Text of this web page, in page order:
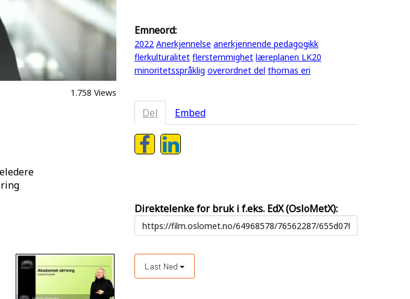
1.758 Views
Emneord:
2022 Anerkjennelse anerkjennende pedagogikk
flerkulturalitet flerstemmighet læreplanen LK20
minoritetsspråklig overordnet del thomas eri
Del Embed
Direktelenke for bruk i f.eks. EdX (OsloMetX):
Last Ned